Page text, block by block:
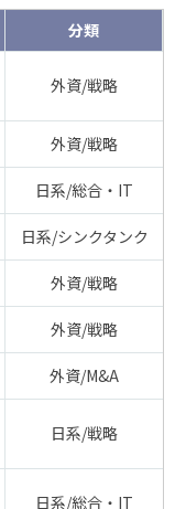
分類
外資/戦略
外資/戦略
日系/総合・IT
日系/シンクタンク
外資/戦略
外資/戦略
外資/M&A
日系/戦略
日系/総合・IT